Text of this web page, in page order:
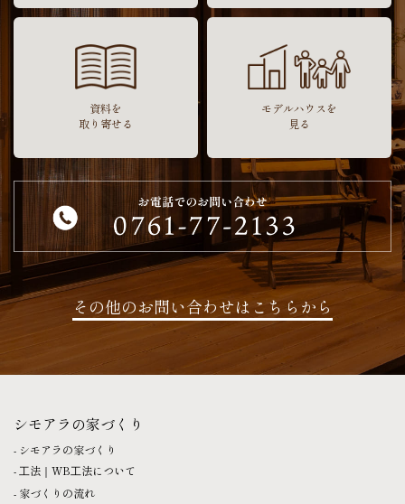
資料を
取り寄せる
モデルハウスを
見る
その他のお問い合わせはこちらから
シモアラの家づくり
シモアラの家づくり
⼯法｜WB⼯法について
家づくりの流れ